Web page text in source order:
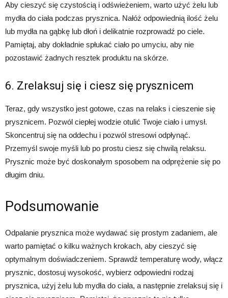
Aby cieszyć się czystością i odświeżeniem, warto użyć żelu lub
mydła do ciała podczas prysznica. Nałóż odpowiednią ilość żelu
lub mydła na gąbkę lub dłoń i delikatnie rozprowadź po ciele.
Pamiętaj, aby dokładnie spłukać ciało po umyciu, aby nie
pozostawić żadnych resztek produktu na skórze.
6. Zrelaksuj się i ciesz się prysznicem
Teraz, gdy wszystko jest gotowe, czas na relaks i cieszenie się
prysznicem. Pozwól ciepłej wodzie otulić Twoje ciało i umysł.
Skoncentruj się na oddechu i pozwól stresowi odpłynąć.
Przemyśl swoje myśli lub po prostu ciesz się chwilą relaksu.
Prysznic może być doskonałym sposobem na odprężenie się po
długim dniu.
Podsumowanie
Odpalanie prysznica może wydawać się prostym zadaniem, ale
warto pamiętać o kilku ważnych krokach, aby cieszyć się
optymalnym doświadczeniem. Sprawdź temperaturę wody, włącz
prysznic, dostosuj wysokość, wybierz odpowiedni rodzaj
prysznica, użyj żelu lub mydła do ciała, a następnie zrelaksuj się i